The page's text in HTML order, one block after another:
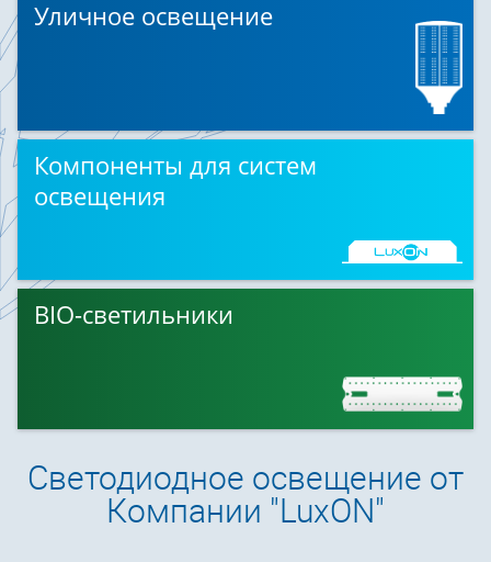
Уличное освещение
Компоненты для систем
освещения
BIO-светильники
Светодиодное освещение от
Компании "LuxON"